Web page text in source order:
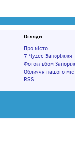
Огляди
Про місто
7 Чудес Запоріжжя
Фотоальбом
Обличчя нашого
RSS